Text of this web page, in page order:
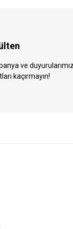
ve
kaçırmayın!